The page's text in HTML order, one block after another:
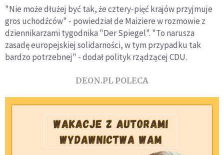
"Nie może dłużej być tak, że cztery-pięć krajów przyjmuje
gros uchodźców" - powiedział de Maiziere w rozmowie z
dziennikarzami tygodnika "Der Spiegel". "To narusza
zasadę europejskiej solidarności, w tym przypadku tak
bardzo potrzebnej" - dodał polityk rządzącej CDU.
DEON.PL POLECA